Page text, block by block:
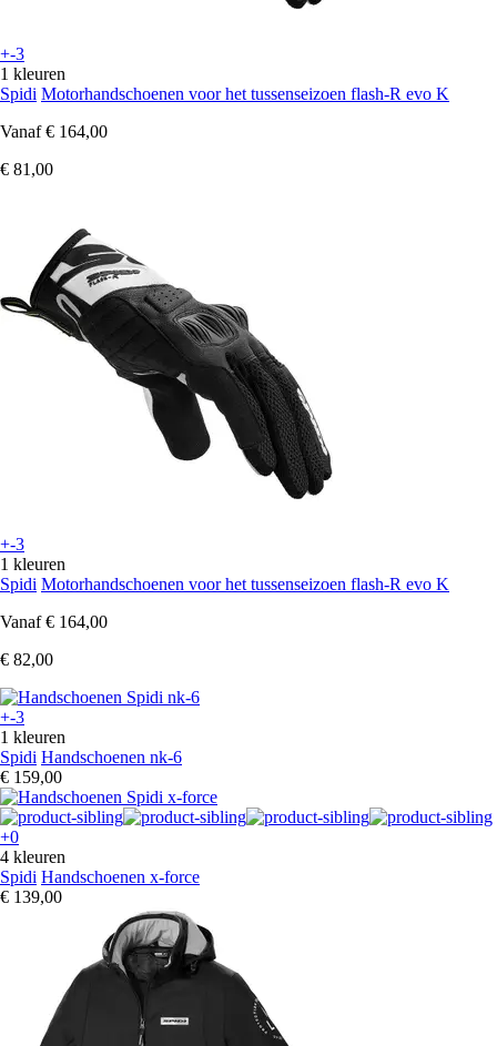
+-3
1 kleuren
Spidi Motorhandschoenen voor het tussenseizoen flash-R evo K
Vanaf € 164,00
€ 81,00
+-3
1 kleuren
Spidi Motorhandschoenen voor het tussenseizoen flash-R evo K
Vanaf € 164,00
€ 82,00
+-3
1 kleuren
Spidi Handschoenen nk-6
€ 159,00
+0
4 kleuren
Spidi Handschoenen x-force
€ 139,00